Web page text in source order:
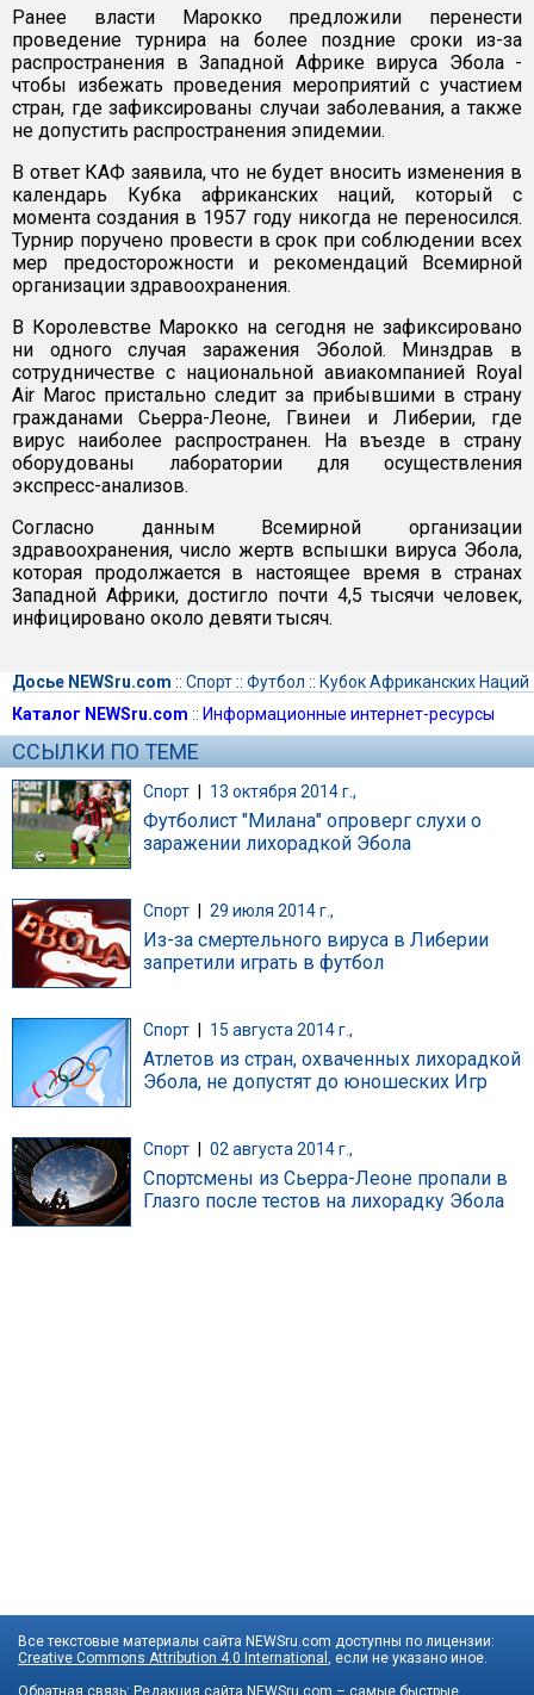
Ранее власти Марокко предложили перенести
проведение турнира на более поздние сроки из-за
распространения в Западной Африке вируса Эбола -
чтобы избежать проведения мероприятий с участием
стран, где зафиксированы случаи заболевания, а также
не допустить распространения эпидемии.
В ответ КАФ заявила, что не будет вносить изменения в
календарь Кубка африканских наций, который с
момента создания в 1957 году никогда не переносился.
Турнир поручено провести в срок при соблюдении всех
мер предосторожности и рекомендаций Всемирной
организации здравоохранения.
В Королевстве Марокко на сегодня не зафиксировано
ни одного случая заражения Эболой. Минздрав в
сотрудничестве с национальной авиакомпанией Royal
Air Maroc пристально следит за прибывшими в страну
гражданами Сьерра-Леоне, Гвинеи и Либерии, где
вирус наиболее распространен. На въезде в страну
оборудованы лаборатории для осуществления
экспресс-анализов.
Согласно данным Всемирной организации
здравоохранения, число жертв вспышки вируса Эбола,
которая продолжается в настоящее время в странах
Западной Африки, достигло почти 4,5 тысячи человек,
инфицировано около девяти тысяч.
Досье NEWSru.com :: Спорт:: Футбол :: Кубок Африканских Наций
Каталог NEWSru.com :: Информационные интернет-ресурсы
ССЫЛКИ ПО ТЕМЕ
Спорт | 13 октября 2014 г.,
Футболист "Милана" опроверг слухи о
заражении лихорадкой Эбола
Спорт 29 июля 2014 г.,
Из-за смертельного вируса в Либерии
запретили играть в футбол
Спорт 15 августа 2014 г.,
Атлетов из стран, охваченных лихорадкой
Эбола, не допустят до юношеских Игр
Спорт 02 августа 2014 г.,
Спортсмены из Сьерра-Леоне пропали в
Глазго после тестов на лихорадку Эбола
Все текстовые материалы сайта NEWSru.com доступны по лицензии:
Creative Commons Attribution 4.0 International
, если не указано иное.
Обратная связь: Редакция сайта NEWSru.com – самые быстрые